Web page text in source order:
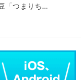
「つまりち…